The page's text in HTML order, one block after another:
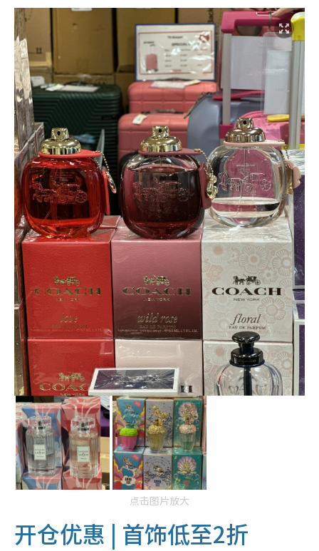
点击图片放大
开仓优惠 | 首饰低至2折